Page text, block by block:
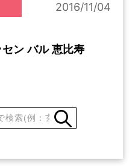
2016/11/04
ン バル 恵比寿